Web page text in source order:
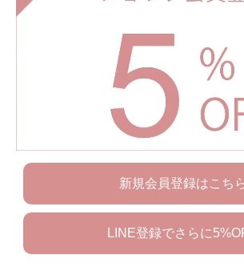
新規会員登録はこち
LINE登録でさらに